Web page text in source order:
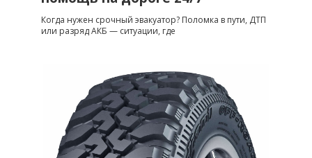
Когда нужен срочный эвакуатор? Поломка в пути, ДТП
или разряд АКБ — ситуации, где